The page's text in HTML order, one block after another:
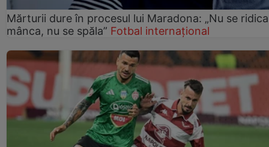
Mărturii dure în procesul lui Maradona: „Nu se
mânca, nu se spăla” Fotbal internațional